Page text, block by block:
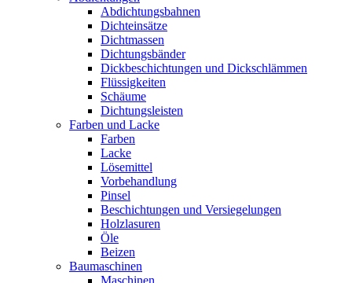
Abdichtungsbahnen
Dichteinsätze
Dichtmassen
Dichtungsbänder
Dickbeschichtungen und Dickschlämmen
Flüssigkeiten
Schäume
Dichtungsleisten
Farben und Lacke
Farben
Lacke
Lösemittel
Vorbehandlung
Pinsel
Beschichtungen und Versiegelungen
Holzlasuren
Öle
Beizen
Baumaschinen
Maschinen